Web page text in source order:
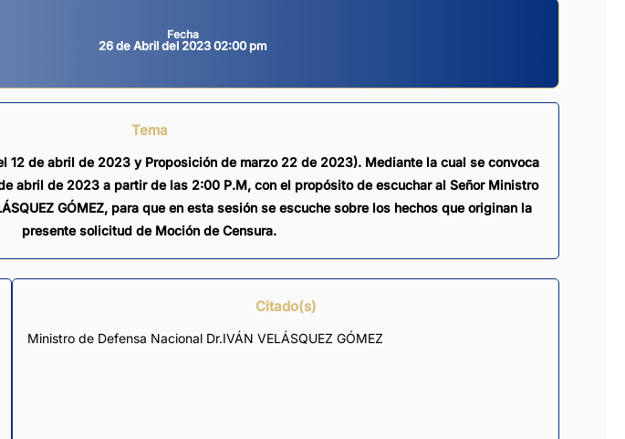
Fecha
26 de Abril del 2023 02:00 pm
Tema
12 de abril de 2023 y Proposición de marzo 22 de 2023). Mediante la cual se convoca
abril de 2023 a partir de las 2:00 P.M, con el propósito de escuchar al Señor Ministro
GÓMEZ, para que en esta sesión se escuche sobre los hechos que originan la
presente solicitud de Moción de Censura.
Citado(s)
Ministro de Defensa Nacional Dr.IVÁN VELÁSQUEZ GÓMEZ